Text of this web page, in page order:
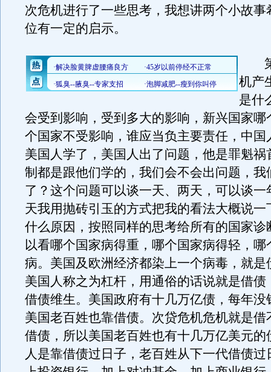
次危机进行了一些思考，我想讲两个小故事
位有一定的启示。
第
机产
是什
会受到影响，受到多大的影响，新兴国家哪
个国家不受影响，谁应当负主要责任，中国
美国人学了，美国人出了问题，他是罪魁祸
制都是跟他们学的，我们会不会出问题，我
了？这个问题可以谈一天、两天，可以谈一
天我用抛砖引玉的方式把我的看法大概说一
什么原因，按照同样的思考给所有的国家诊
以看哪个国家病得重，哪个国家病得轻，哪
病。美国及欧洲经济都染上一个病毒，就是
美国人称之为杠杆，用通俗的话说就是借债
借债维生。美国政府有十几万亿债，每年没
美国老百姓也靠借债。次贷危机危机就是借
借债，所以美国老百姓也有十几万亿美元的
人是靠借债过日子，老百姓从下一代借债过